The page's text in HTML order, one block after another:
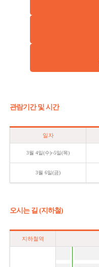
관람기간 및 시간
일자
3월 4일(수)~5일(목)
3월 6일(금)
오시는 길 (지하철)
지하철역